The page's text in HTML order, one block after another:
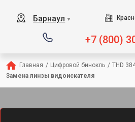
Барнаул ▼
+7 (800)
Главная / Цифровой бинокль / THD
Замена линзы видоискателя